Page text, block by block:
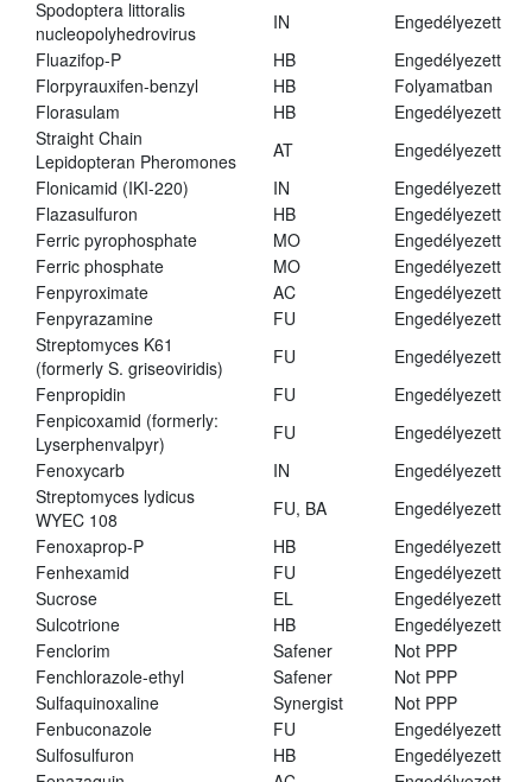
Spodoptera littoralis
nucleopolyhedrovirus
IN
Engedélyezett
Fluazifop-P
HB
Engedélyezett
Florpyrauxifen-benzyl
HB
Folyamatban
Florasulam
HB
Engedélyezett
Straight Chain
Lepidopteran Pheromones
AT
Engedélyezett
Flonicamid (IKI-220)
IN
Engedélyezett
Flazasulfuron
HB
Engedélyezett
Ferric pyrophosphate
MO
Engedélyezett
Ferric phosphate
MO
Engedélyezett
Fenpyroximate
AC
Engedélyezett
Fenpyrazamine
FU
Engedélyezett
Streptomyces K61
(formerly S. griseoviridis)
FU
Engedélyezett
Fenpropidin
FU
Engedélyezett
Fenpicoxamid (formerly:
Lyserphenvalpyr)
FU
Engedélyezett
Fenoxycarb
IN
Engedélyezett
Streptomyces lydicus
WYEC 108
FU, BA
Engedélyezett
Fenoxaprop-P
HB
Engedélyezett
Fenhexamid
FU
Engedélyezett
Sucrose
EL
Engedélyezett
Sulcotrione
HB
Engedélyezett
Fenclorim
Safener
Not PPP
Fenchlorazole-ethyl
Safener
Not PPP
Sulfaquinoxaline
Synergist
Not PPP
Fenbuconazole
FU
Engedélyezett
Sulfosulfuron
HB
Engedélyezett